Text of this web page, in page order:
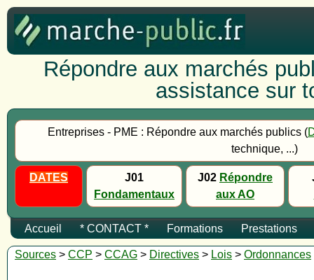
Répondre aux marchés
assistance sur
Entreprises - PME : Répondre aux marchés publics (
technique, ...)
DATES
J01
Fondamentaux
J02 Répondre
aux AO
Accueil * CONTACT * Formations Prestations
Sources > CCP > CCAG > Directives > Lois > Ordonnances